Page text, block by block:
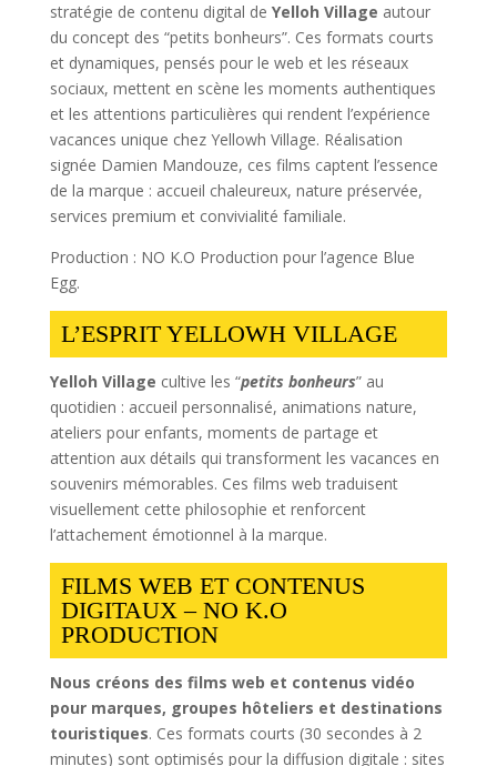
stratégie de contenu digital de Yelloh Village autour
du concept des “petits bonheurs”. Ces formats courts
et dynamiques, pensés pour le web et les réseaux
sociaux, mettent en scène les moments authentiques
et les attentions particulières qui rendent l’expérience
vacances unique chez Yellowh Village. Réalisation
signée Damien Mandouze, ces films captent l’essence
de la marque : accueil chaleureux, nature préservée,
services premium et convivialité familiale.
Production : NO K.O Production pour l’agence Blue
Egg.
L’ESPRIT YELLOWH VILLAGE
Yelloh Village cultive les “petits bonheurs” au
quotidien : accueil personnalisé, animations nature,
ateliers pour enfants, moments de partage et
attention aux détails qui transforment les vacances en
souvenirs mémorables. Ces films web traduisent
visuellement cette philosophie et renforcent
l’attachement émotionnel à la marque.
FILMS WEB ET CONTENUS
DIGITAUX – NO K.O
PRODUCTION
Nous créons des films web et contenus vidéo
pour marques, groupes hôteliers et destinations
touristiques. Ces formats courts (30 secondes à 2
minutes) sont optimisés pour la diffusion digitale : sites